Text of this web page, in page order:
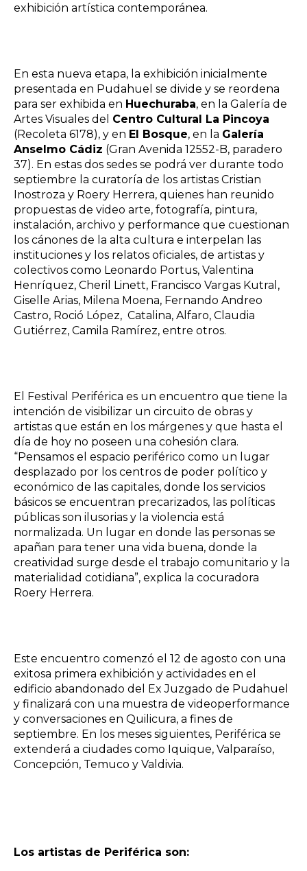
exhibición artística contemporánea.
En esta nueva etapa, la exhibición inicialmente
presentada en Pudahuel se divide y se reordena
para ser exhibida en Huechuraba, en la Galería de
Artes Visuales del Centro Cultural La Pincoya
(Recoleta 6178), y en El Bosque, en la Galería
Anselmo Cádiz (Gran Avenida 12552-B, paradero
37). En estas dos sedes se podrá ver durante todo
septiembre la curatoría de los artistas Cristian
Inostroza y Roery Herrera, quienes han reunido
propuestas de video arte, fotografía, pintura,
instalación, archivo y performance que cuestionan
los cánones de la alta cultura e interpelan las
instituciones y los relatos oficiales, de artistas y
colectivos como Leonardo Portus, Valentina
Henríquez, Cheril Linett, Francisco Vargas Kutral,
Giselle Arias, Milena Moena, Fernando Andreo
Castro, Roció López, Catalina, Alfaro, Claudia
Gutiérrez, Camila Ramírez, entre otros.
El Festival Periférica es un encuentro que tiene la
intención de visibilizar un circuito de obras y
artistas que están en los márgenes y que hasta el
día de hoy no poseen una cohesión clara.
“Pensamos el espacio periférico como un lugar
desplazado por los centros de poder político y
económico de las capitales, donde los servicios
básicos se encuentran precarizados, las políticas
públicas son ilusorias y la violencia está
normalizada. Un lugar en donde las personas se
apañan para tener una vida buena, donde la
creatividad surge desde el trabajo comunitario y la
materialidad cotidiana”, explica la cocuradora
Roery Herrera.
Este encuentro comenzó el 12 de agosto con una
exitosa primera exhibición y actividades en el
edificio abandonado del Ex Juzgado de Pudahuel
y finalizará con una muestra de videoperformance
y conversaciones en Quilicura, a fines de
septiembre. En los meses siguientes, Periférica se
extenderá a ciudades como Iquique, Valparaíso,
Concepción, Temuco y Valdivia.
Los artistas de Periférica son: